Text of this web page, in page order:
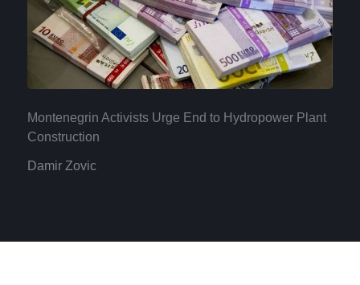
Montenegrin Activists Urge End to Hydropower Plant
Construction
Damir Zovic